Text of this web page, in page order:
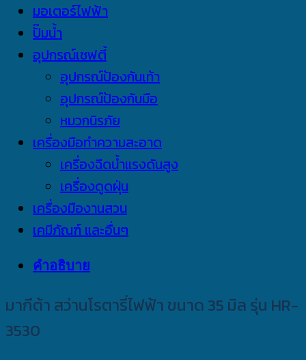
มอเตอร์ไฟฟ้า
ปั๊มน้ำ
อุปกรณ์เซฟตี้
อุปกรณ์ป้องกันเท้า
อุปกรณ์ป้องกันมือ
หมวกนิรภัย
เครื่องมือทำความสะอาด
เครื่องฉีดน้ำแรงดันสูง
เครื่องดูดฝุ่น
เครื่องมืองานสวน
เคมีภัณฑ์ และอื่นๆ
คำอธิบาย
มากีต้า สว่านโรตารี่ไฟฟ้า ขนาด 35 มิล รุ่น HR-
3530